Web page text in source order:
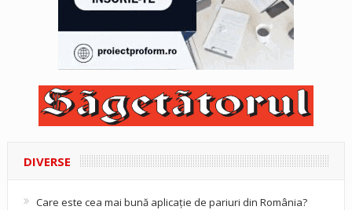
DIVERSE
Care este cea mai bună aplicație de pariuri din România?